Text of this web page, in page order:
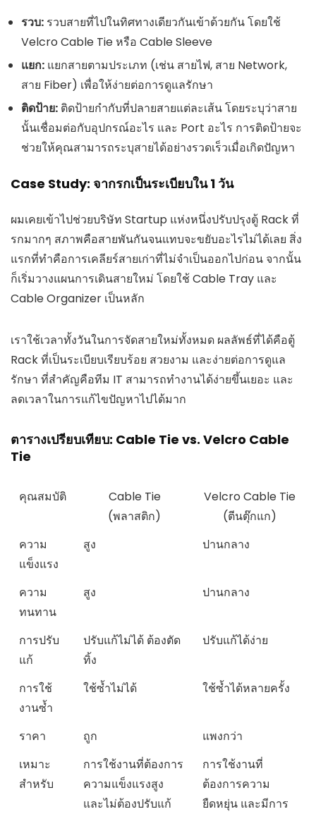
รวบ: รวบสายที่ไปในทิศทางเดียวกันเข้าด้วยกัน โดยใช้
Velcro Cable Tie หรือ Cable Sleeve
แยก: แยกสายตามประเภท (เช่น สายไฟ, สาย Network,
สาย Fiber) เพื่อให้ง่ายต่อการดูแลรักษา
ติดป้าย: ติดป้ายกำกับที่ปลายสายแต่ละเส้น โดยระบุว่าสาย
นั้นเชื่อมต่อกับอุปกรณ์อะไร และ Port อะไร การติดป้ายจะ
ช่วยให้คุณสามารถระบุสายได้อย่างรวดเร็วเมื่อเกิดปัญหา
Case Study: จากรกเป็นระเบียบใน 1 วัน
ผมเคยเข้าไปช่วยบริษัท Startup แห่งหนึ่งปรับปรุงตู้ Rack ที่
รกมากๆ สภาพคือสายพันกันจนแทบจะขยับอะไรไม่ได้เลย สิ่ง
แรกที่ทำคือการเคลียร์สายเก่าที่ไม่จำเป็นออกไปก่อน จากนั้น
ก็เริ่มวางแผนการเดินสายใหม่ โดยใช้ Cable Tray และ
Cable Organizer เป็นหลัก
เราใช้เวลาทั้งวันในการจัดสายใหม่ทั้งหมด ผลลัพธ์ที่ได้คือตู้
Rack ที่เป็นระเบียบเรียบร้อย สวยงาม และง่ายต่อการดูแล
รักษา ที่สำคัญคือทีม IT สามารถทำงานได้ง่ายขึ้นเยอะ และ
ลดเวลาในการแก้ไขปัญหาไปได้มาก
ตารางเปรียบเทียบ: Cable Tie vs. Velcro Cable
Tie
คุณสมบัติ
Cable Tie
(พลาสติก)
Velcro Cable Tie
(ตีนตุ๊กแก)
ความ
แข็งแรง
สูง ปานกลาง
ความ
ทนทาน
สูง ปานกลาง
การปรับ
แก้
ปรับแก้ไม่ได้ ต้องตัด
ทิ้ง
ปรับแก้ได้ง่าย
การใช้
งานซ้ำ
ใช้ซ้ำไม่ได้ ใช้ซ้ำได้หลายครั้ง
ราคา ถูก
แพงกว่า
เหมาะ
สำหรับ
การใช้งานที่ต้องการ
ความแข็งแรงสูง
และไม่ต้องปรับแก้
การใช้งานที่
ต้องการความ
ยืดหยุ่น และมีการ